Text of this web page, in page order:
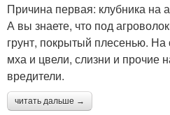
Причина первая: клубника на
А вы знаете, что под
грунт, покрытый плесенью. На
мха и цвели, слизни и
вредители.
читать дальше →